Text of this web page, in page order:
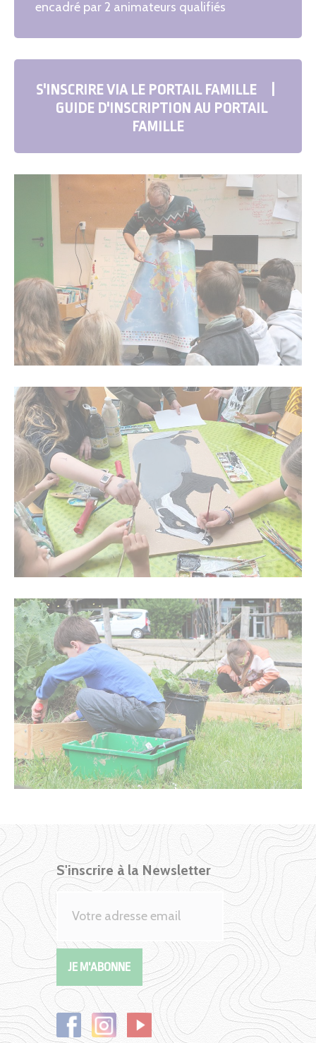
encadré par 2 animateurs qualifiés
S'INSCRIRE VIA LE PORTAIL FAMILLE
GUIDE D'INSCRIPTION AU PORTAIL
FAMILLE
S'inscrire à la Newsletter